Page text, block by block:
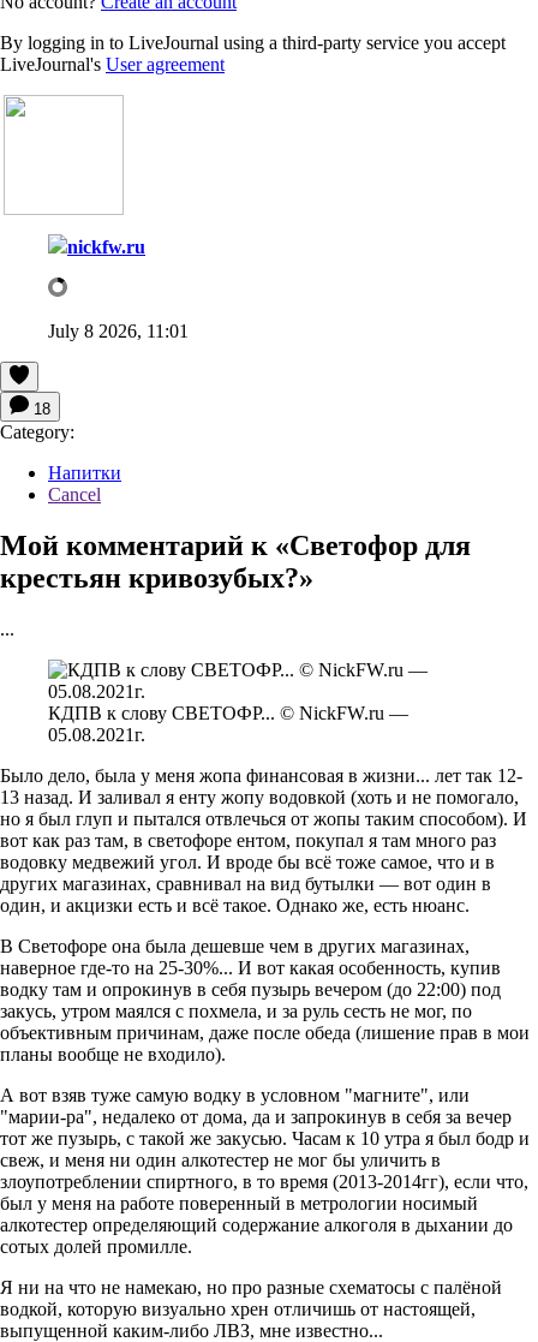
By logging in to LiveJournal using a third-party service you accept
LiveJournal's User agreement
nickfw.ru
July 8 2026, 11:01
18
Category:
Напитки
Cancel
Мой комментарий к «Светофор для
крестьян кривозубых?»
...
КДПВ к слову СВЕТОФР... © NickFW.ru —
05.08.2021г.
Было дело, была у меня жопа финансовая в жизни... лет так 12-
13 назад. И заливал я енту жопу водовкой (хоть и не помогало,
но я был глуп и пытался отвлечься от жопы таким способом). И
вот как раз там, в светофоре ентом, покупал я там много раз
водовку медвежий угол. И вроде бы всё тоже самое, что и в
других магазинах, сравнивал на вид бутылки — вот один в
один, и акцизки есть и всё такое. Однако же, есть нюанс.
В Светофоре она была дешевше чем в других магазинах,
наверное где-то на 25-30%... И вот какая особенность, купив
водку там и опрокинув в себя пузырь вечером (до 22:00) под
закусь, утром маялся с похмела, и за руль сесть не мог, по
объективным причинам, даже после обеда (лишение прав в мои
планы вообще не входило).
А вот взяв туже самую водку в условном "магните", или
"марии-ра", недалеко от дома, да и запрокинув в себя за вечер
тот же пузырь, с такой же закусью. Часам к 10 утра я был бодр и
свеж, и меня ни один алкотестер не мог бы уличить в
злоупотреблении спиртного, в то время (2013-2014гг), если что,
был у меня на работе поверенный в метрологии носимый
алкотестер определяющий содержание алкоголя в дыхании до
сотых долей промилле.
Я ни на что не намекаю, но про разные схематосы с палёной
водкой, которую визуально хрен отличишь от настоящей,
выпущенной каким-либо ЛВЗ, мне известно...